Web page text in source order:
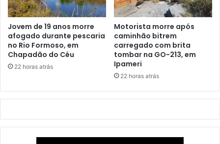
Jovem de 19 anos morre
afogado durante pescaria
no Rio Formoso, em
Chapadão do Céu
22 horas atrás
Motorista morre após
caminhão bitrem
carregado com brita
tombar na GO-213, em
Ipameri
22 horas atrás